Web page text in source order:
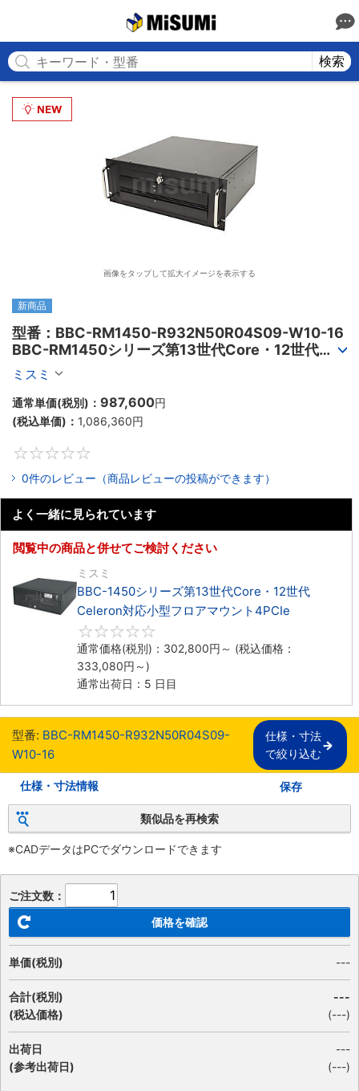
検索
画像をタップして拡大イメージを表示する
新商品
型番：BBC-RM1450-R932N50R04S09-W10-16
BBC-RM1450シリーズ第13世代Core・12世代
Celeron対応ラックマウント4PCIe
ミスミ
通常単価(税別)： 987,600円
(税込単価)： 1,086,360円
0件のレビュー（商品レビューの投稿ができます）
よく一緒に見られています
閲覧中の商品と併せてご検討ください
ミスミ
BBC-1450シリーズ第13世代Core・12世代
Celeron対応小型フロアマウント4PCIe
通常価格(税別)： 302,800円 ～ (税込価格：
333,080円 ～)
通常出荷日：5 日目
型番: BBC-RM1450-R932N50R04S09-
W10-16
仕様・寸法
で絞り込む
仕様・寸法情報 保存
類似品を再検索
※CADデータはPCでダウンロードできます
ご注文数：
価格を確認
単価(税別) ---
合計(税別)
(税込価格)
---
(---)
出荷日
(参考出荷日)
---
(---)